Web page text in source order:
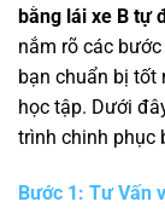
bằng lái xe B tự
nắm rõ các
bạn chuẩn bị tốt
học tập. Dưới
trình chinh phục
Bước 1: Tư Vấn